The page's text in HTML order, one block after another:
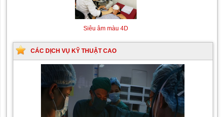
Siêu âm màu 4D
CÁC DỊCH VỤ KỸ THUẬT CAO